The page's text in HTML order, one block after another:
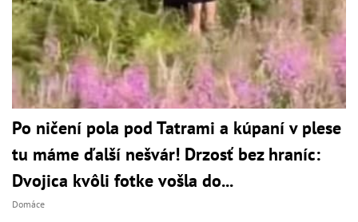
Po ničení pola pod Tatrami a kúpaní v plese
tu máme ďalší nešvár! Drzosť bez hraníc:
Dvojica kvôli fotke vošla do...
Domáce